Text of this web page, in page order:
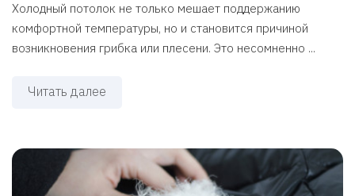
Холодный потолок не только мешает поддержанию
комфортной температуры, но и становится причиной
возникновения грибка или плесени. Это несомненно ...
Читать далее